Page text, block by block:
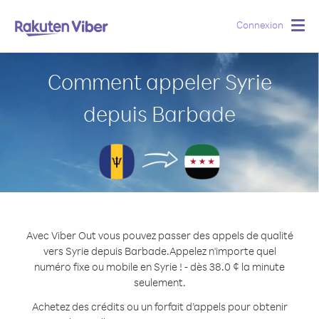
Connexion
Comment appeler Syrie
depuis Barbade
Avec Viber Out vous pouvez passer des appels de qualité
vers Syrie depuis Barbade.Appelez n'importe quel
numéro fixe ou mobile en Syrie ! - dès 38.0 ¢ la minute
seulement.
Achetez des crédits ou un forfait d’appels pour obtenir